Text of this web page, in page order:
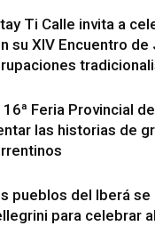
Ti Calle invita a
su XIV Encuentro
16ª Feria Provincial
las historias de
pueblos del Iberá se
para celebrar